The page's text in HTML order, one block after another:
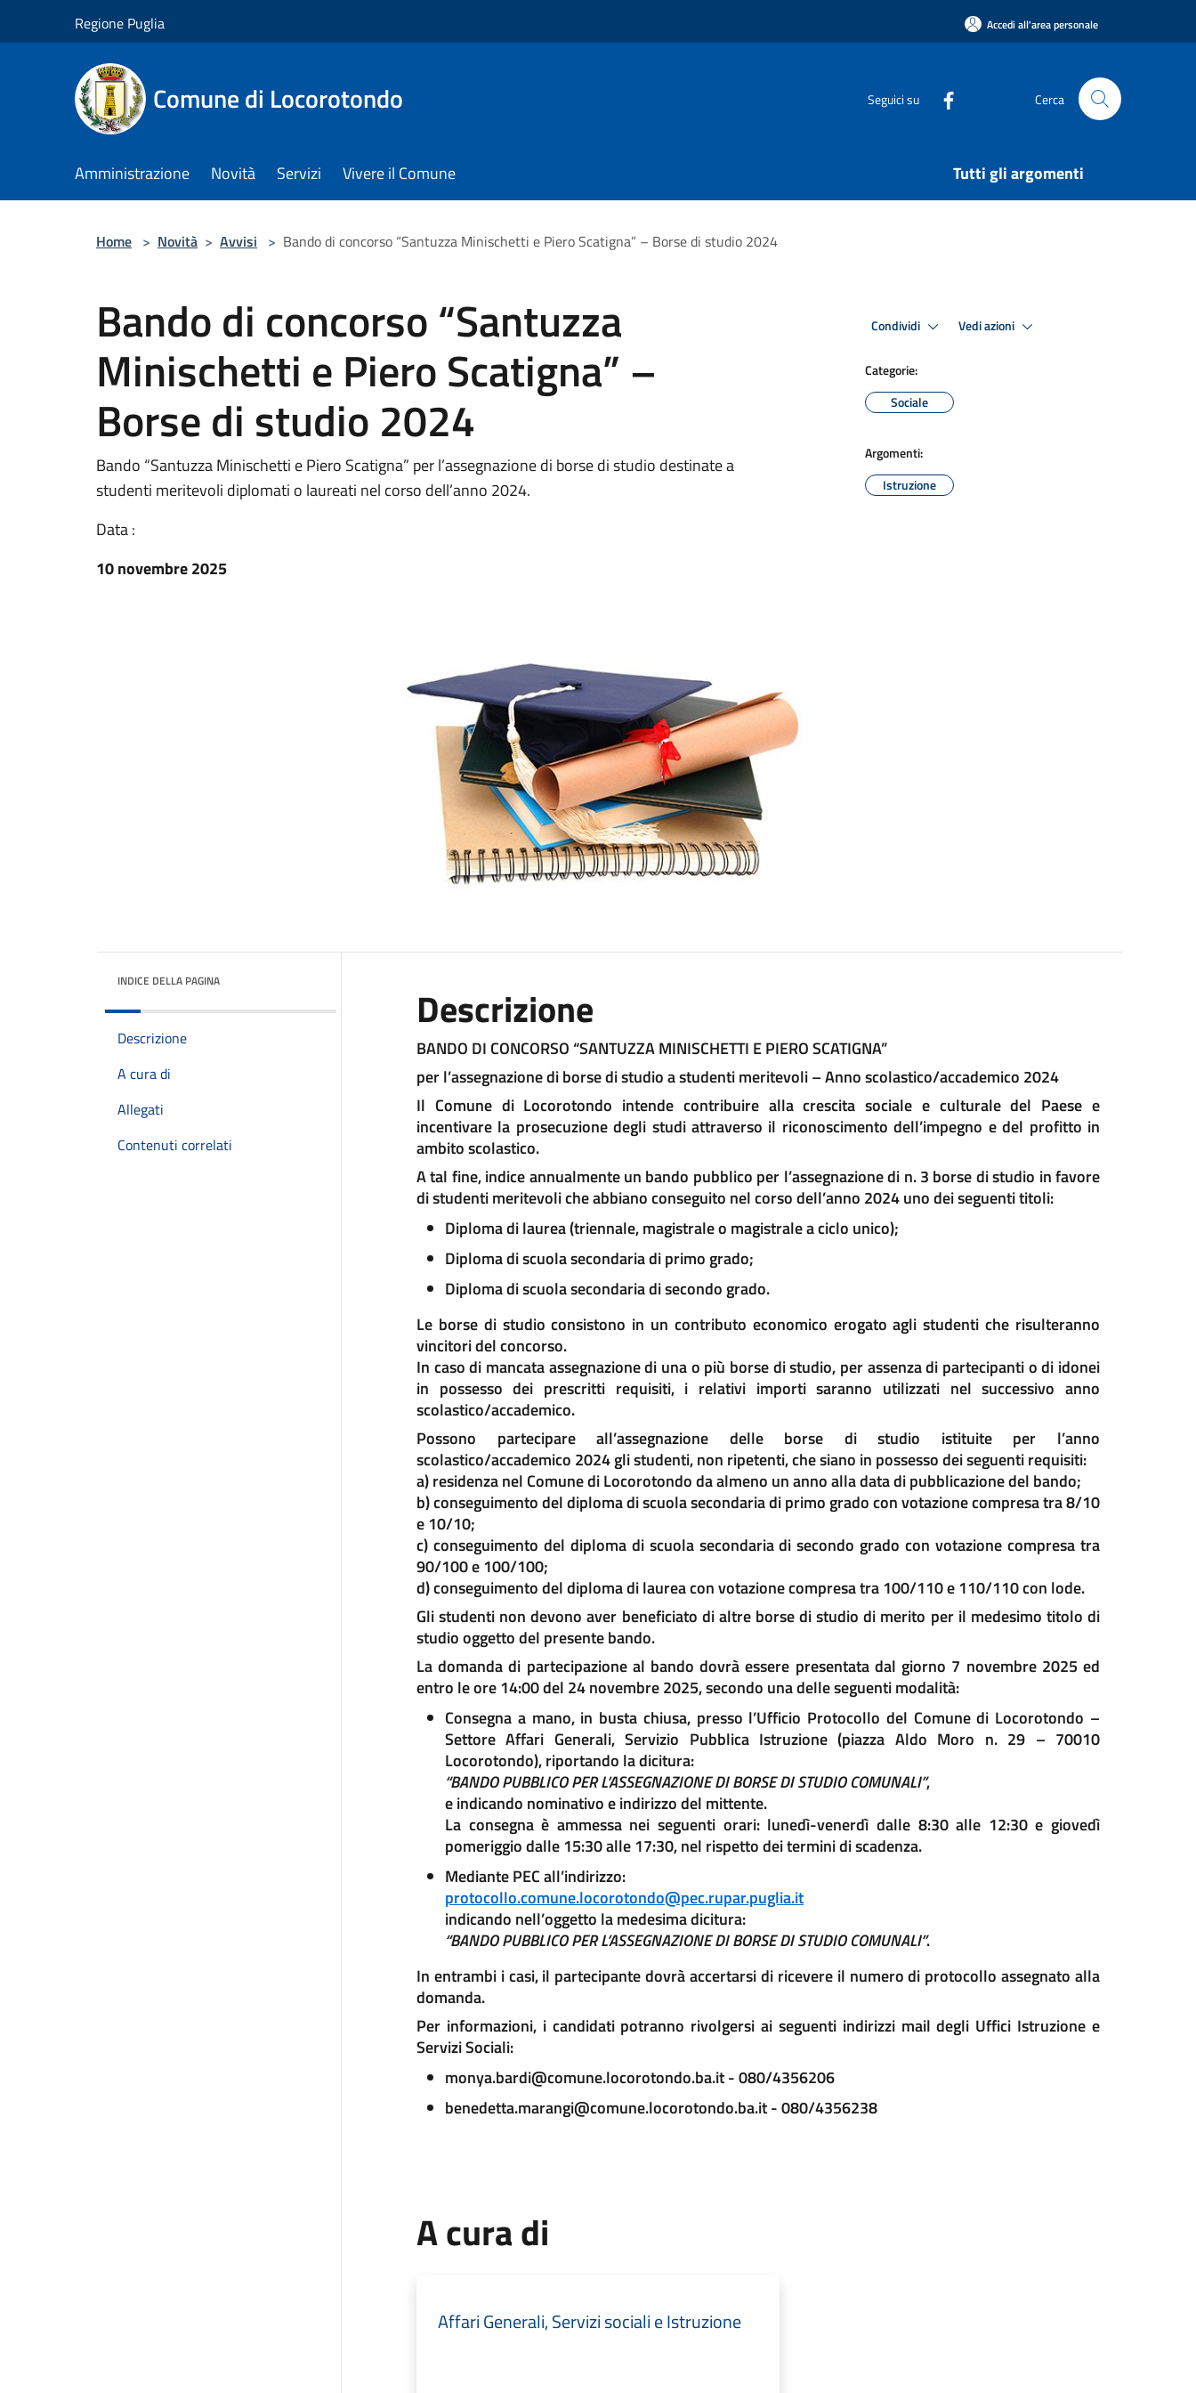
Regione Puglia Accedi all'area personale
Comune di Locorotondo Seguici su Cerca
Amministrazione Novità Servizi Vivere il Comune Tutti gli argomenti
Home > Novità > Avvisi > Bando di concorso “Santuzza Minischetti e Piero Scatigna” – Borse di studio 2024
Bando di concorso “Santuzza
Minischetti e Piero Scatigna” –
Borse di studio 2024
Bando “Santuzza Minischetti e Piero Scatigna” per l’assegnazione di borse di studio destinate a
studenti meritevoli diplomati o laureati nel corso dell’anno 2024.
Data :
10 novembre 2025
Condividi Vedi azioni
Categorie:
Sociale
Argomenti:
Istruzione
INDICE DELLA PAGINA
Descrizione
A cura di
Allegati
Contenuti correlati
Descrizione
BANDO DI CONCORSO “SANTUZZA MINISCHETTI E PIERO SCATIGNA”
per l’assegnazione di borse di studio a studenti meritevoli – Anno scolastico/accademico 2024
Il Comune di Locorotondo intende contribuire alla crescita sociale e culturale del Paese e
incentivare la prosecuzione degli studi attraverso il riconoscimento dell’impegno e del profitto in
ambito scolastico.
A tal fine, indice annualmente un bando pubblico per l’assegnazione di n. 3 borse di studio in favore
di studenti meritevoli che abbiano conseguito nel corso dell’anno 2024 uno dei seguenti titoli:
Diploma di laurea (triennale, magistrale o magistrale a ciclo unico);
Diploma di scuola secondaria di primo grado;
Diploma di scuola secondaria di secondo grado.
Le borse di studio consistono in un contributo economico erogato agli studenti che risulteranno
vincitori del concorso.
In caso di mancata assegnazione di una o più borse di studio, per assenza di partecipanti o di idonei
in possesso dei prescritti requisiti, i relativi importi saranno utilizzati nel successivo anno
scolastico/accademico.
Possono partecipare all’assegnazione delle borse di studio istituite per l’anno
scolastico/accademico 2024 gli studenti, non ripetenti, che siano in possesso dei seguenti requisiti:
a) residenza nel Comune di Locorotondo da almeno un anno alla data di pubblicazione del bando;
b) conseguimento del diploma di scuola secondaria di primo grado con votazione compresa tra 8/10
e 10/10;
c) conseguimento del diploma di scuola secondaria di secondo grado con votazione compresa tra
90/100 e 100/100;
d) conseguimento del diploma di laurea con votazione compresa tra 100/110 e 110/110 con lode.
Gli studenti non devono aver beneficiato di altre borse di studio di merito per il medesimo titolo di
studio oggetto del presente bando.
La domanda di partecipazione al bando dovrà essere presentata dal giorno 7 novembre 2025 ed
entro le ore 14:00 del 24 novembre 2025, secondo una delle seguenti modalità:
Consegna a mano, in busta chiusa, presso l’Ufficio Protocollo del Comune di Locorotondo –
Settore Affari Generali, Servizio Pubblica Istruzione (piazza Aldo Moro n. 29 – 70010
Locorotondo), riportando la dicitura:
“BANDO PUBBLICO PER L’ASSEGNAZIONE DI BORSE DI STUDIO COMUNALI”,
e indicando nominativo e indirizzo del mittente.
La consegna è ammessa nei seguenti orari: lunedì-venerdì dalle 8:30 alle 12:30 e giovedì
pomeriggio dalle 15:30 alle 17:30, nel rispetto dei termini di scadenza.
Mediante PEC all’indirizzo:
protocollo.comune.locorotondo@pec.rupar.puglia.it
indicando nell’oggetto la medesima dicitura:
“BANDO PUBBLICO PER L’ASSEGNAZIONE DI BORSE DI STUDIO COMUNALI”.
In entrambi i casi, il partecipante dovrà accertarsi di ricevere il numero di protocollo assegnato alla
domanda.
Per informazioni, i candidati potranno rivolgersi ai seguenti indirizzi mail degli Uffici Istruzione e
Servizi Sociali:
monya.bardi@comune.locorotondo.ba.it - 080/4356206
benedetta.marangi@comune.locorotondo.ba.it - 080/4356238
A cura di
Affari Generali, Servizi sociali e Istruzione